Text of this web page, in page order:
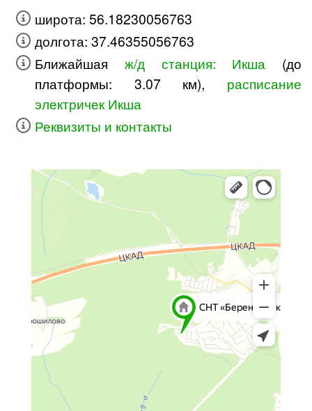
широта: 56.18230056763
долгота: 37.46355056763
Ближайшая ж/д станция: Икша (до
платформы: 3.07 км), расписание
электричек Икша
Реквизиты и контакты